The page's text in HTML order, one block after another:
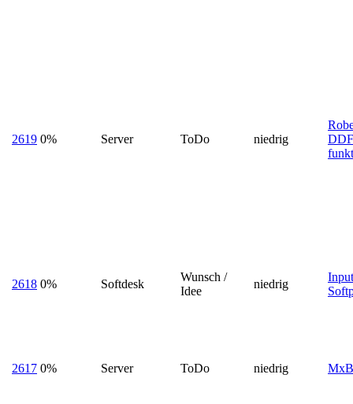
2619 0% Server ToDo niedrig
2618 0% Softdesk
Wunsch /
Idee
niedrig
2617 0% Server ToDo niedrig